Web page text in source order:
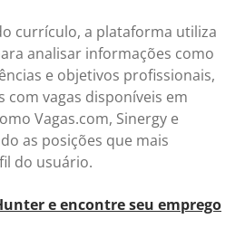
currículo, a plataforma utiliza
analisar informações como
e objetivos profissionais,
com vagas disponíveis em
Vagas.com, Sinergy e
as posições que mais
do usuário.
e encontre seu emprego